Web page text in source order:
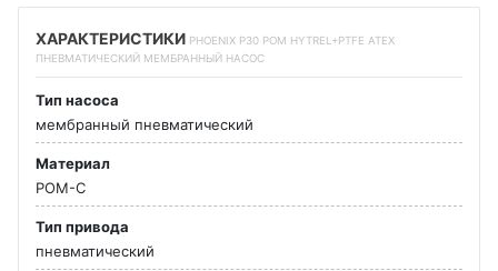
ХАРАКТЕРИСТИКИ PHOENIX P30 POM HYTREL+PTFE ATEX
ПНЕВМАТИЧЕСКИЙ МЕМБРАННЫЙ НАСОС
Тип насоса
мембранный пневматический
Материал
POM-C
Тип привода
пневматический